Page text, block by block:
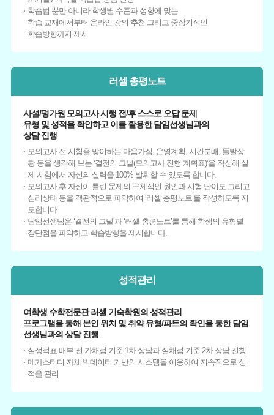
학습법 뿐만 아니라 학생별 수준과 성향에 맞는
학습 교재에서부터 온라인 강의 추천 그리고 중장기적인
학습방향까지 제시
러셀 총평노트
사설/평가원 모의고사 시행 전/후 스스로 오답 문제
유형 및 성적을 확인하고 이를 활용한 담임선생님과의
상담 진행
모의고사 전 시험을 맞이하는 마음가짐, 운영계획, 시간분배, 돌발상
황 등을 생각해 보는 ‘결전의 그날(모의고사 진행 계획표)’을 작성해 실
제 시험에서 자신의 실력을 100% 발휘할 수 있도록 합니다.
모의고사 후 자신이 틀린 문제의 구체적인 원인과 시험 난이도 그리고
심리상태 등을 객관적으로 파악하여 ‘러셀 총평노트’를 작성하도록 지
도합니다.
담임선생님은 ‘결전의 그날’과 ‘러셀 총평노트’를 통해 학생의 유형별
장단점을 파악하고 학습방향을 제시합니다.
성적관리
여학생 수학전문관 러셀 기숙학원의 성적관리
프로그램을 통해 본인 위치 및 취약 유형/파트의 확인을 통한 담임
선생님과의 상담 진행
실성적표 배부 전 가채점 기준 1차 상담과 실채점 기준 2차 상담 진행
메가스터디 자체 빅데이터 기반의 시스템을 이용하여 지속적으로 성
적을 관리